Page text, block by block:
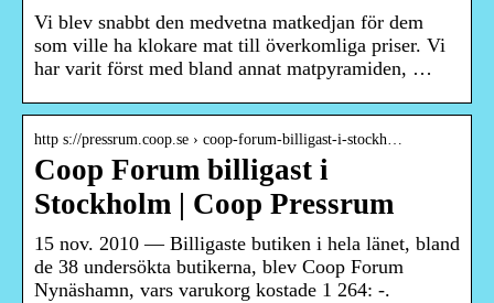
Vi blev snabbt den medvetna matkedjan för dem
som ville ha klokare mat till överkomliga priser. Vi
har varit först med bland annat matpyramiden, …
http s://pressrum.coop.se › coop-forum-billigast-i-stockh…
Coop Forum billigast i
Stockholm | Coop Pressrum
15 nov. 2010 — Billigaste butiken i hela länet, bland
de 38 undersökta butikerna, blev Coop Forum
Nynäshamn, vars varukorg kostade 1 264: -.